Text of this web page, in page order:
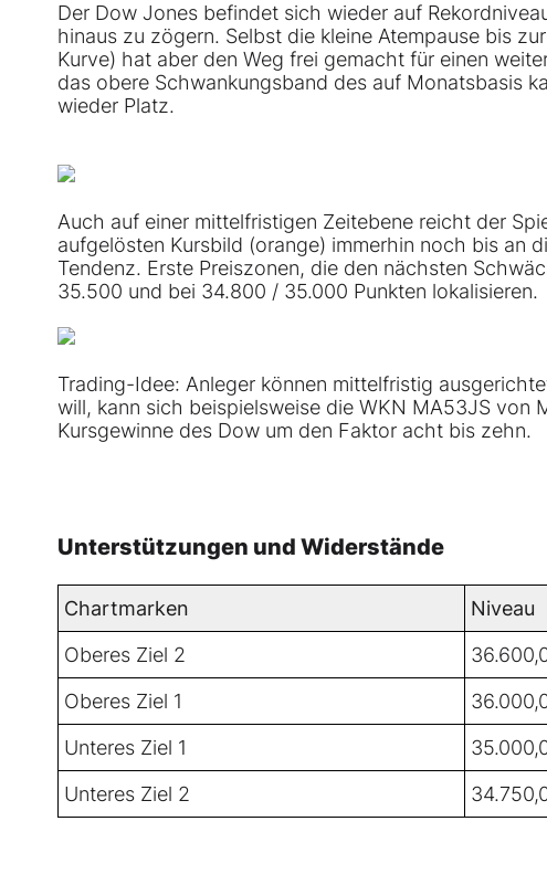
Der Dow Jones befindet sich wieder auf
hinaus zu zögern. Selbst die kleine Atempause bis
Kurve) hat aber den Weg frei gemacht für einen
das obere Schwankungsband des auf Monatsbasis
wieder Platz.
Auch auf einer mittelfristigen Zeitebene reicht der
aufgelösten Kursbild (orange) immerhin noch bis an
Tendenz. Erste Preiszonen, die den nächsten
35.500 und bei 34.800 / 35.000 Punkten lokalisieren.
Trading-Idee: Anleger können mittelfristig
will, kann sich beispielsweise die WKN MA53JS von
Kursgewinne des Dow um den Faktor acht bis zehn.
Unterstützungen und Widerstände
Chartmarken Niveau
Oberes Ziel 2
Oberes Ziel 1
Unteres Ziel 1
Unteres Ziel 2